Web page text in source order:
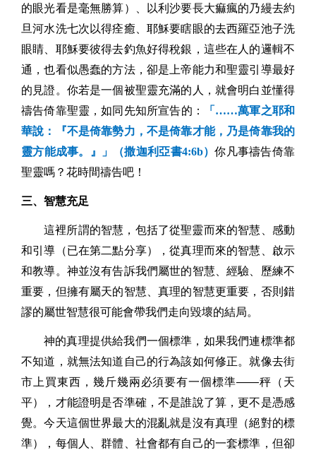
的眼光看是毫無勝算）、以利沙要長大痲瘋的乃縵去約
旦河水洗七次以得痊癒、耶穌要瞎眼的去西羅亞池子洗
眼睛、耶穌要彼得去釣魚好得稅銀，這些在人的邏輯不
通，也看似愚蠢的方法，卻是上帝能力和聖靈引導最好
的見證。你若是一個被聖靈充滿的人，就會明白並懂得
禱告倚靠聖靈，如同先知所宣告的：
「……萬軍之耶和
華說：『不是倚靠勢力，不是倚靠才能，乃是倚靠我的
靈方能成事。』」（撒迦利亞書4:6b）你凡事禱告倚靠
聖靈嗎？花時間禱告吧！
三、智慧充足
這裡所謂的智慧，包括了從聖靈而來的智慧、感動
和引導（已在第二點分享），從真理而來的智慧、啟示
和教導。神並沒有告訴我們屬世的智慧、經驗、歷練不
重要，但擁有屬天的智慧、真理的智慧更重要，否則錯
謬的屬世智慧很可能會帶我們走向毀壞的結局。
神的真理提供給我們一個標準，如果我們連標準都
不知道，就無法知道自己的行為該如何修正。就像去街
市上買東西，幾斤幾兩必須要有一個標準——秤（天
平），才能證明是否準確，不是誰說了算，更不是憑感
覺。今天這個世界最大的混亂就是沒有真理（絕對的標
準），每個人、群體、社會都有自己的一套標準，但卻